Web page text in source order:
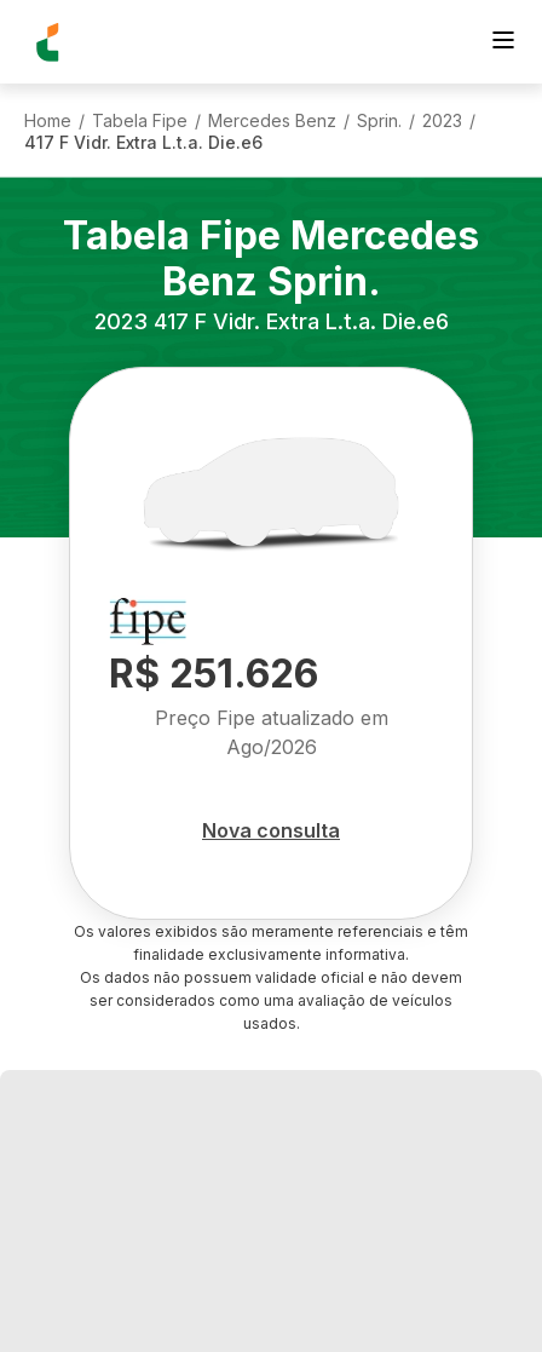
Home / Tabela Fipe / Mercedes Benz / Sprin. / 2023 /
417 F Vidr. Extra L.t.a. Die.e6
Tabela Fipe Mercedes
Benz Sprin.
2023 417 F Vidr. Extra L.t.a. Die.e6
R$ 251.626
Preço Fipe atualizado em
Ago/2026
Nova consulta
Os valores exibidos são meramente referenciais e têm
finalidade exclusivamente informativa.
Os dados não possuem validade oficial e não devem
ser considerados como uma avaliação de veículos
usados.